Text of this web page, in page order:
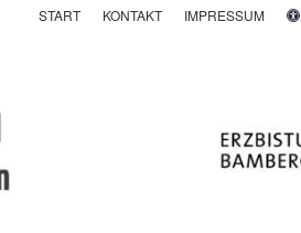
START KONTAKT IMPRESSUM